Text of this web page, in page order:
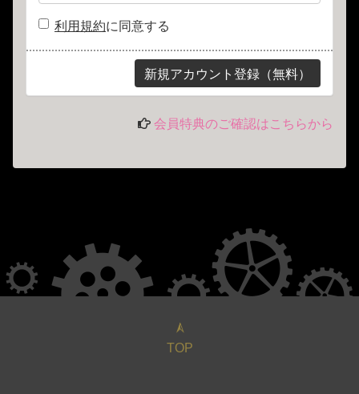
利用規約に同意する
会員特典のご確認はこちらから
TOP